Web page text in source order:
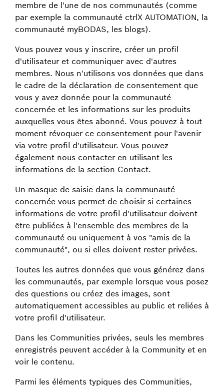
membre de l'une de nos communautés (comme
par exemple la communauté ctrlX AUTOMATION, la
communauté myBODAS, les blogs).
Vous pouvez vous y inscrire, créer un profil
d'utilisateur et communiquer avec d'autres
membres. Nous n'utilisons vos données que dans
le cadre de la déclaration de consentement que
vous y avez donnée pour la communauté
concernée et les informations sur les produits
auxquelles vous êtes abonné. Vous pouvez à tout
moment révoquer ce consentement pour l'avenir
via votre profil d'utilisateur. Vous pouvez
également nous contacter en utilisant les
informations de la section Contact.
Un masque de saisie dans la communauté
concernée vous permet de choisir si certaines
informations de votre profil d'utilisateur doivent
être publiées à l'ensemble des membres de la
communauté ou uniquement à vos "amis de la
communauté", ou si elles doivent rester privées.
Toutes les autres données que vous générez dans
les communautés, par exemple lorsque vous posez
des questions ou créez des images, sont
automatiquement accessibles au public et reliées à
votre profil d'utilisateur.
Dans les Communities privées, seuls les membres
enregistrés peuvent accéder à la Community et en
voir le contenu.
Parmi les éléments typiques des Communities,